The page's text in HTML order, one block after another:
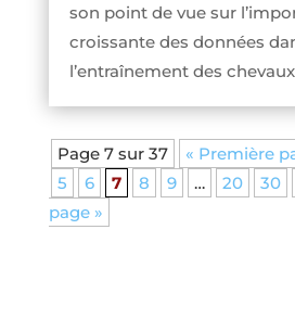
son point de vue sur
croissante des données
l’entraînement des
Page 7 sur 37 « Première
5
6 7 8 9 … 20 30
page »